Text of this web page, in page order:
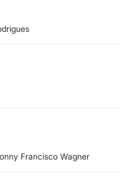
Francisco Wagner